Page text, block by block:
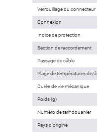
Verrouillage du connecteur
Connexion
Indice de protection
Section de raccordement
Passage de câble
Plage de températures de/à
Durée de vie mécanique
Poids (g)
Numéro de tarif douanier
Pays d'origine